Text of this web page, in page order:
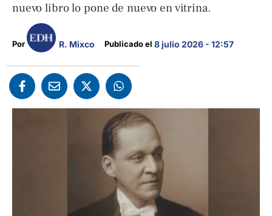
nuevo libro lo pone de nuevo en vitrina.
Por R. Mixco Publicado el 8 julio 2026 - 12:57